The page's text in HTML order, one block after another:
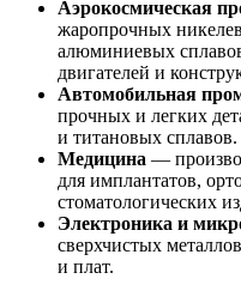
Аэрокосмическая
жаропрочных
алюминиевых
двигателей и
Автомобильная
прочных и легких
и титановых сплавов.
Медицина —
для имплантатов,
стоматологических
Электроника и
сверхчистых
и плат.